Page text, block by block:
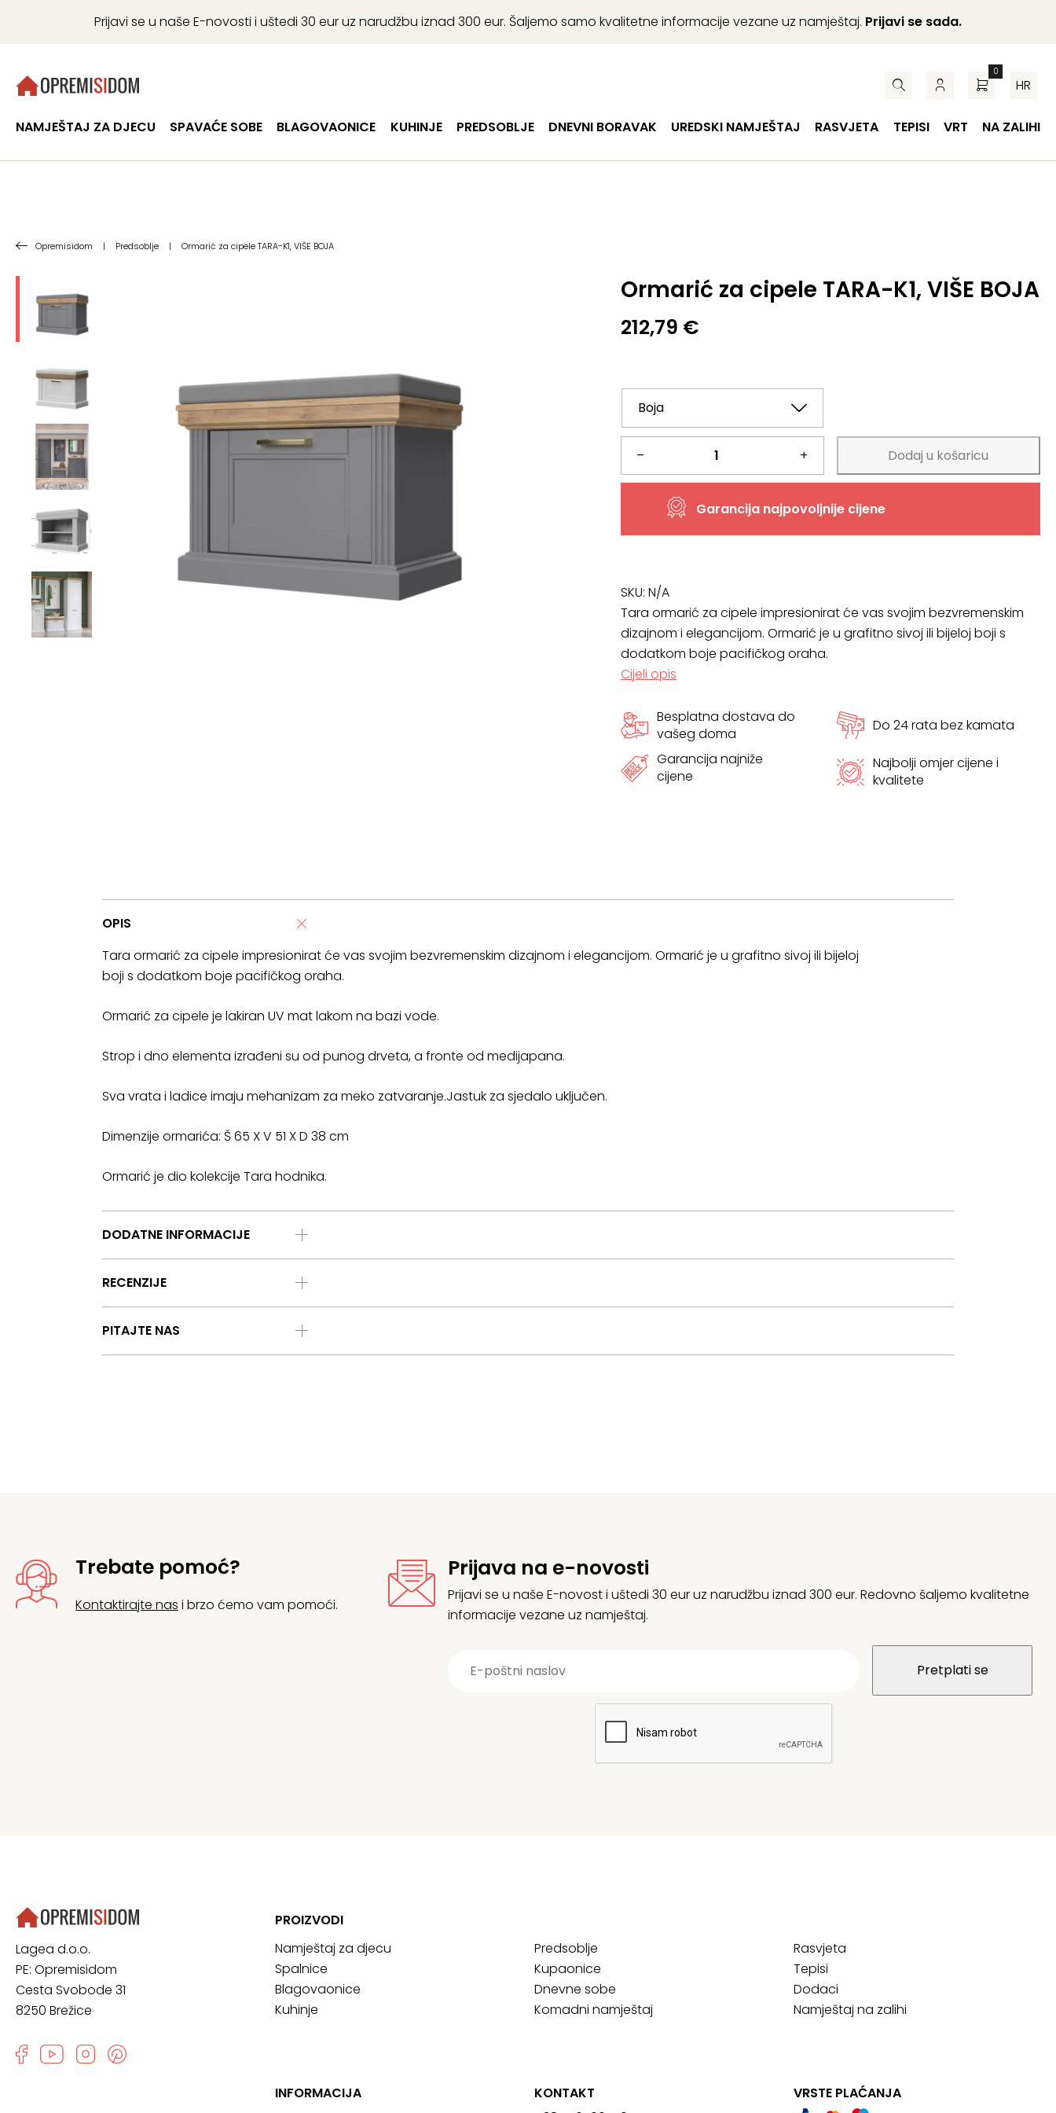
Prijavi se u naše E-novosti i uštedi 30 eur uz narudžbu iznad 300 eur. Šaljemo samo kvalitetne informacije vezane uz namještaj. Prijavi se sada.
0
HR
NAMJEŠTAJ ZA DJECU SPAVAĆE SOBE BLAGOVAONICE KUHINJE PREDSOBLJE DNEVNI BORAVAK UREDSKI NAMJEŠTAJ RASVJETA TEPISI VRT NA ZALIHI
Opremisidom | Predsoblje | Ormarić za cipele TARA-K1, VIŠE BOJA
Ormarić za cipele TARA-K1, VIŠE BOJA
212,79 €
–
Ormarić
za
K1,
VIŠE
BOJA
+ Dodaj u košaricu
Garancija najpovoljnije cijene
SKU: N/A
Tara ormarić za cipele impresionirat će vas svojim bezvremenskim
dizajnom i elegancijom. Ormarić je u grafitno sivoj ili bijeloj boji s
dodatkom boje pacifičkog oraha.
Cijeli opis
Besplatna dostava do
vašeg doma
Do 24 rata bez kamata
Garancija najniže
cijene
Najbolji omjer cijene i
kvalitete
OPIS
Tara ormarić za cipele impresionirat će vas svojim bezvremenskim dizajnom i elegancijom. Ormarić je u grafitno sivoj ili bijeloj
boji s dodatkom boje pacifičkog oraha.
Ormarić za cipele je lakiran UV mat lakom na bazi vode.
Strop i dno elementa izrađeni su od punog drveta, a fronte od medijapana.
Sva vrata i ladice imaju mehanizam za meko zatvaranje.Jastuk za sjedalo uključen.
Dimenzije ormarića: Š 65 X V 51 X D 38 cm
Ormarić je dio kolekcije Tara hodnika.
DODATNE INFORMACIJE
RECENZIJE
PITAJTE NAS
Trebate pomoć?
Kontaktirajte nas i brzo ćemo vam pomoći.
Prijava na e-novosti
Prijavi se u naše E-novost i uštedi 30 eur uz narudžbu iznad 300 eur. Redovno šaljemo kvalitetne
informacije vezane uz namještaj.
Lagea d.o.o.
PE: Opremisidom
Cesta Svobode 31
8250 Brežice
PROIZVODI
Namještaj za djecu
Spalnice
Blagovaonice
Kuhinje
Predsoblje
Kupaonice
Dnevne sobe
Komadni namještaj
Rasvjeta
Tepisi
Dodaci
Namještaj na zalihi
INFORMACIJA
KONTAKT
VRSTE PLAĆANJA